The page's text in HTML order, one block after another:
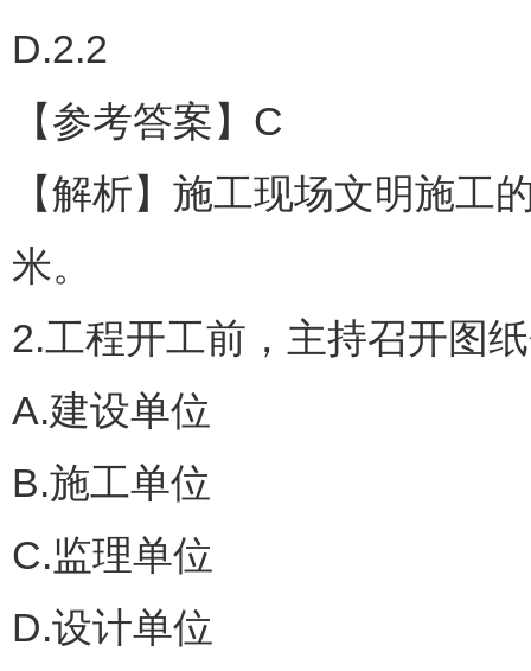
D.2.2
【参考答案】C
【解析】施工现场文明施工
米。
2.工程开工前，主持召开图
A.建设单位
B.施工单位
C.监理单位
D.设计单位